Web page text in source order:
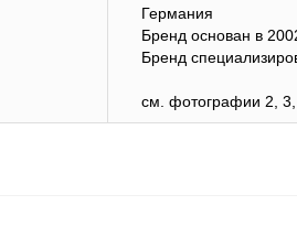
Германия
Бренд основан в
Бренд
см. фотографии 2,